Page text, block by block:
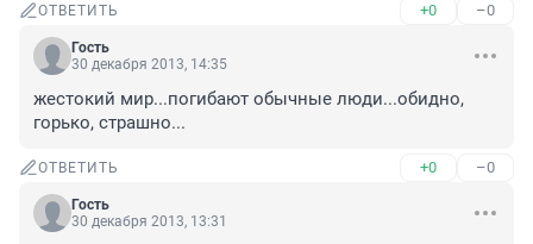
ОТВЕТИТЬ +0 –0
Гость
30 декабря 2013, 14:35
жестокий мир...погибают обычные люди...обидно,
горько, страшно...
ОТВЕТИТЬ +0 –0
Гость
30 декабря 2013, 13:31